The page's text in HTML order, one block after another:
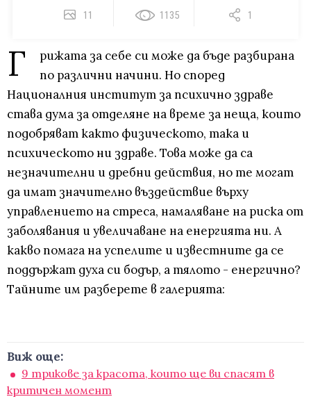
11 1135 1
Г
рижата за себе си може да бъде разбирана
по различни начини. Но според
Националния институт за психично здраве
става дума за отделяне на време за неща, които
подобряват както физическото, така и
психическото ни здраве. Това може да са
незначителни и дребни действия, но те могат
да имат значително въздействие върху
управлението на стреса, намаляване на риска от
заболявания и увеличаване на енергията ни. А
какво помага на успелите и известните да се
поддържат духа си бодър, а тялото - енергично?
Тайните им разберете в галерията:
Виж още:
9 трикове за красота, които ще ви спасят в
критичен момент